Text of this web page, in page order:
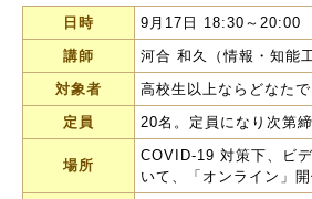
日時
9月17日 18:30～20:00
講師
河合 和久（情報・知能
対象者
高校生以上ならどなたで
定員
20名。定員になり次第
場所
COVID-19 対策下、ビ
いて、「オンライン」開